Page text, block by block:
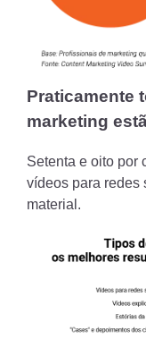
Praticamente
marketing
Setenta e oito por
vídeos para redes
material.